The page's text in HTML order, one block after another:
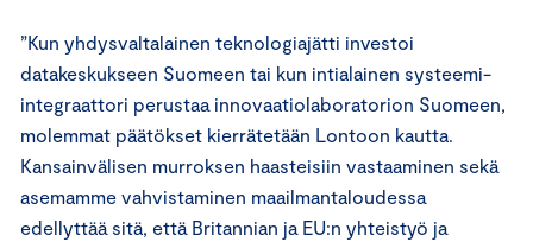
”Kun yhdysvaltalainen teknologiajätti investoi
datakeskukseen Suomeen tai kun intialainen systeemi-
integraattori perustaa innovaatiolaboratorion Suomeen,
molemmat päätökset kierrätetään Lontoon kautta.
Kansainvälisen murroksen haasteisiin vastaaminen sekä
asemamme vahvistaminen maailmantaloudessa
edellyttää sitä, että Britannian ja EU:n yhteistyö ja